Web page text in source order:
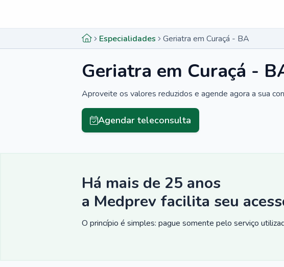
Especialidades Geriatra em Curaçá - BA
Geriatra em Curaçá -
Aproveite os valores reduzidos e agende agora a sua
Agendar teleconsulta
Há mais de 25 anos
a Medprev facilita seu
O princípio é simples: pague somente pelo serviço